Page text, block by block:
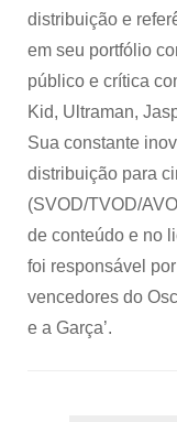
distribuição e
em seu portfólio
público e crítica
Kid, Ultraman,
Sua constante
distribuição para
(SVOD/TVOD/
de conteúdo e no
foi responsável
vencedores do
e a Garça’.